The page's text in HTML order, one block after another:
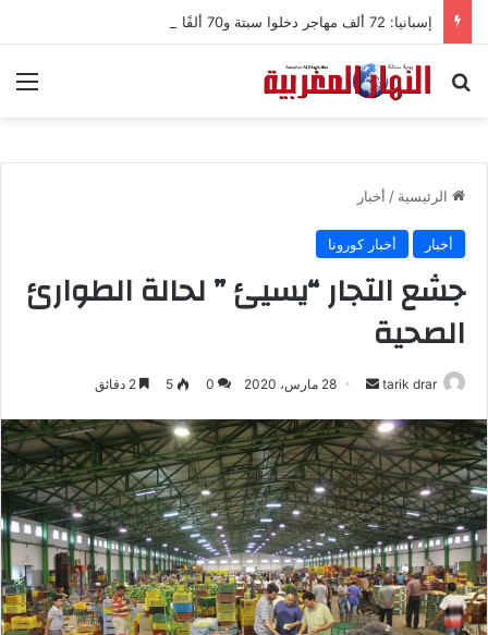
بحث عن
الرئيسية / أخبار
أخبار أخبار كورونا
جشع التجار “يسيئ ” لحالة الطوارئ
الصحية
tarik drar
س
ل
ب
ر
ي
د
ا
إ
28 مارس، 2020 0
5